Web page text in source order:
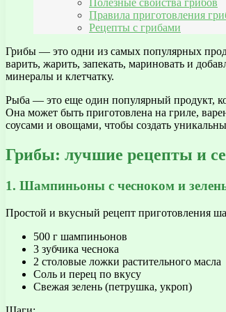
Полезные свойства грибов
Правила приготовления
Рецепты с грибами
Грибы — это одни из самых популярных
варить, жарить, запекать, мариновать и
минералы и клетчатку.
Рыба — это еще один популярный продукт,
Она может быть приготовлена на гриле,
соусами и овощами, чтобы создать
Грибы: лучшие рецепты и
1. Шампиньоны с чесноком и
Простой и вкусный рецепт приготовления
500 г шампиньонов
3 зубчика чеснока
2 столовые ложки растительного масла
Соль и перец по вкусу
Свежая зелень (петрушка, укроп)